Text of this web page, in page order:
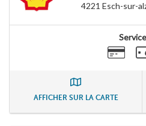
4221 Esch-sur-
AFFICHER SUR LA CARTE